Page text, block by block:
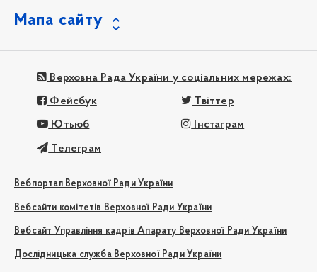
Мапа сайту
Верховна Рада України у соціальних мережах:
Фейсбук Твіттер
Ютьюб Інстаграм
Телеграм
Вебпортал Верховної Ради України
Вебсайти комітетів Верховної Ради України
Вебсайт Управління кадрів Апарату Верховної Ради України
Дослідницька служба Верховної Ради України